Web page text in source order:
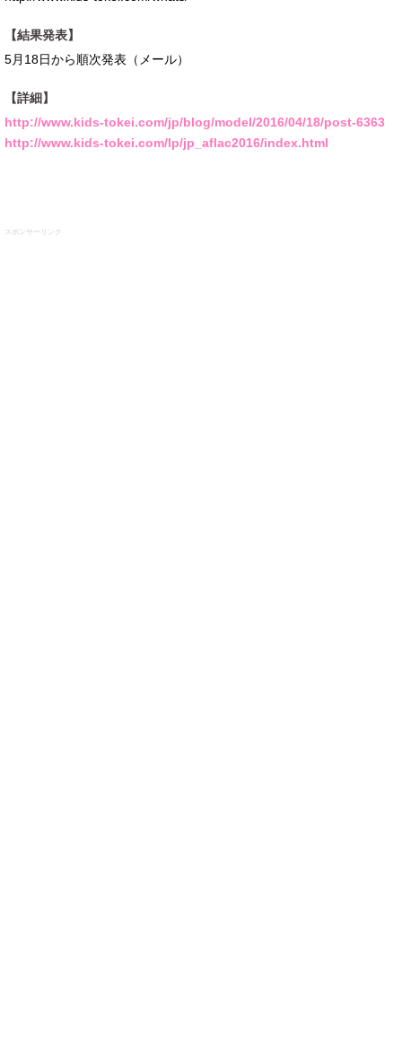
【結果発表】
5月18日から順次発表（メール）
【詳細】
http://www.kids-tokei.com/jp/blog/model/2016/04/18/post-6363
http://www.kids-tokei.com/lp/jp_aflac2016/index.html
スポンサーリンク